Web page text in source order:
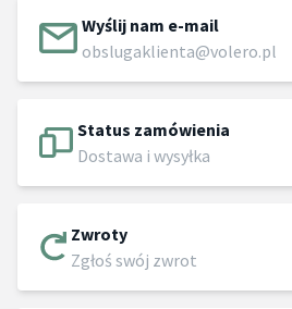
Wyślij nam e-mail
obslugaklienta@volero.pl
Status zamówienia
Dostawa i wysyłka
Zwroty
Zgłoś swój zwrot